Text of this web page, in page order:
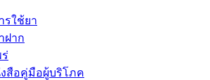
รใช้ยา
ฝาก
สือคู่มือผู้บริโภค